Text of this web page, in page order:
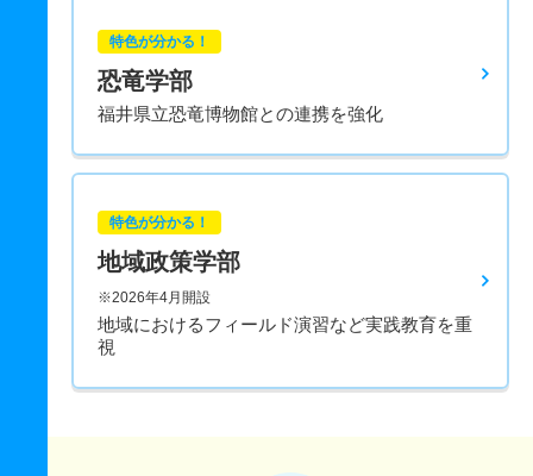
特色が分かる！
恐竜学部
福井県立恐竜博物館との連携を強化
特色が分かる！
地域政策学部
※2026年4月開設
地域におけるフィールド演習など実践教育を重
視